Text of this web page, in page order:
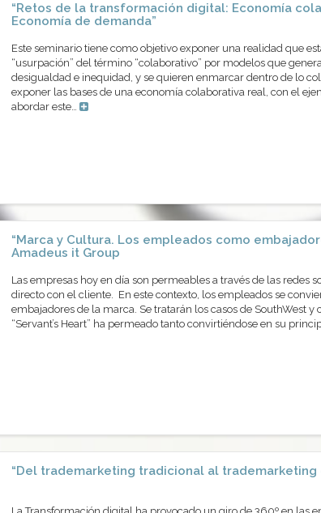
“Retos de la transformación digital: Economía
Economía de demanda”
Este seminario tiene como objetivo exponer una realidad que
“usurpación” del término “colaborativo” por modelos que
desigualdad e inequidad, y se quieren enmarcar dentro de lo
exponer las bases de una economía colaborativa real, con el
abordar este…
“Marca y Cultura. Los empleados como
Amadeus it Group
Las empresas hoy en día son permeables a través de las redes
directo con el cliente. En este contexto, los empleados se
embajadores de la marca. Se tratarán los casos de SouthWest y
“Servant’s Heart” ha permeado tanto convirtiéndose en su
“Del trademarketing tradicional al trademarketing